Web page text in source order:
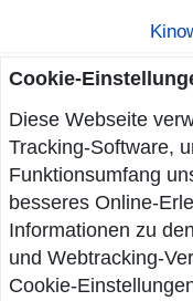
Cookie-
Diese Webseite
Tracking-Software,
Funktionsumfang
besseres Online-
Informationen zu
und Webtracking-
Cookie-